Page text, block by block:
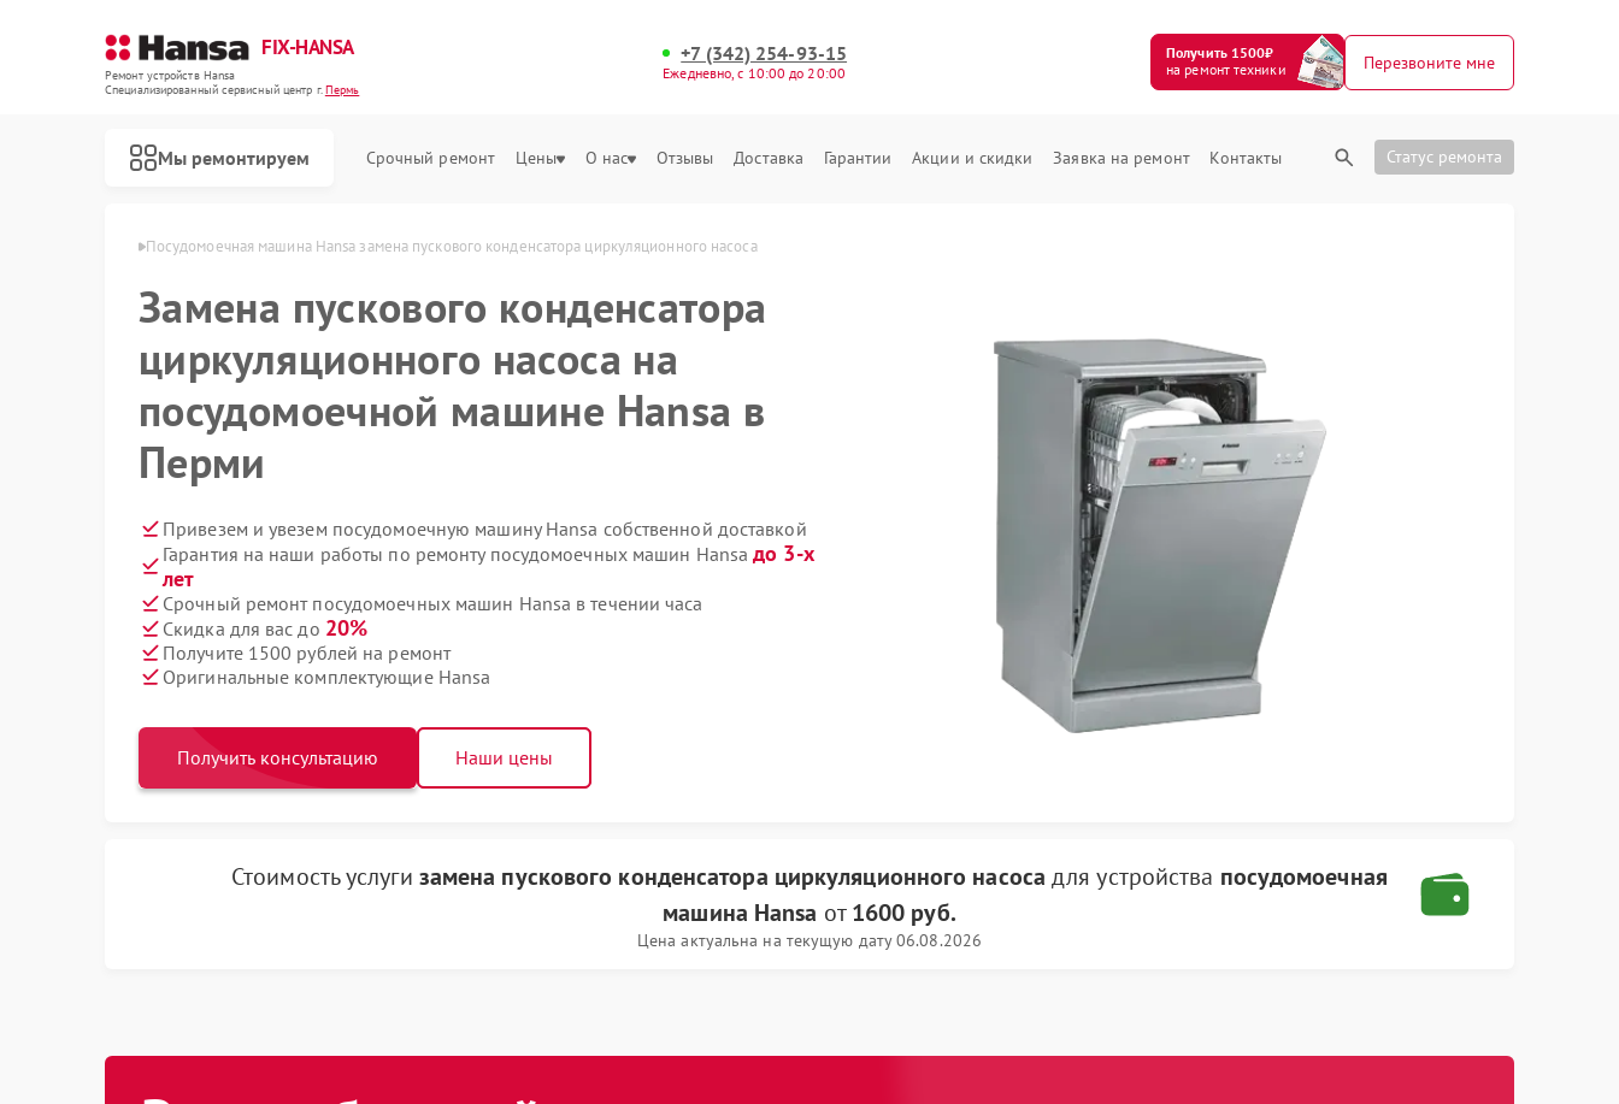
FIX-HANSA
Ремонт устройств Hansa
Специализированный cервисный центр г.Пермь
+7 (342) 254-93-15
Ежедневно, с 10:00 до 20:00
Получить 1500₽
на ремонт техники
Перезвоните мне
Мы ремонтируем Срочный ремонт Цены О нас Отзывы Доставка Гарантии Акции и скидки Заявка на ремонт Контакты Статус ремонта
Посудомоечная машина Hansa замена пускового конденсатора циркуляционного насоса
Замена пускового конденсатора
циркуляционного насоса на
посудомоечной машине Hansa в
Перми
Привезем и увезем посудомоечную машину Hansa собственной доставкой
Гарантия на наши работы по ремонту посудомоечных машин Hansaдо 3-х
лет
Срочный ремонт посудомоечных машин Hansa в течении часа
Скидка для вас до 20%
Получите 1500 рублей на ремонт
Оригинальные комплектующие Hansa
Получить консультацию Наши цены
Стоимость услуги замена пускового конденсатора циркуляционного насоса для устройства посудомоечная
машина Hansa от1600 руб.
Цена актуальна на текущую дату 06.08.2026